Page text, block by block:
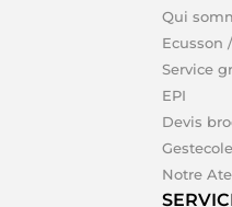
Qui
Ecusson
Service
EPI
Devis
Gestecole
Notre